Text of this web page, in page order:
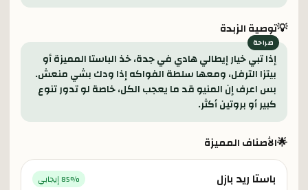
💡توصية الزبدة
إذا تبي خيار إيطالي هادي في جدة، خذ الباستا المميزة أو
بيتزا الترفل، ومعها سلطة الفواكه إذا ودك بشي منعش.
بس اعرف إن المنيو قد ما يعجب الكل، خاصة لو تدور تنوع
كبير أو بروتين أكثر.
🌟الأصناف المميزة
باستا ريد بازل 85% إيجابي